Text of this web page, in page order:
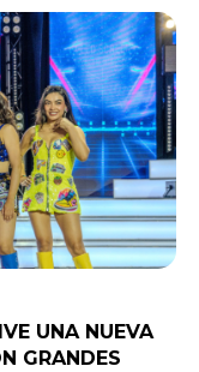
UNA NUEVA
GRANDES